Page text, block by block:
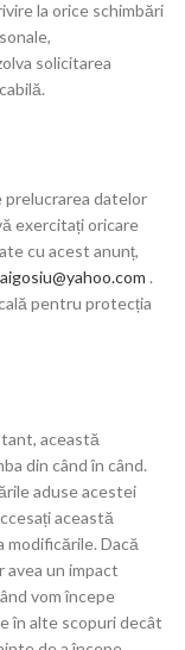
la orice schimbări
solicitarea
prelucrarea datelor
exercitați oricare
cu acest anunț,
.
pentru protecția
această
din când în când.
aduse acestei
această
Dacă
un impact
vom începe
în alte scopuri decât